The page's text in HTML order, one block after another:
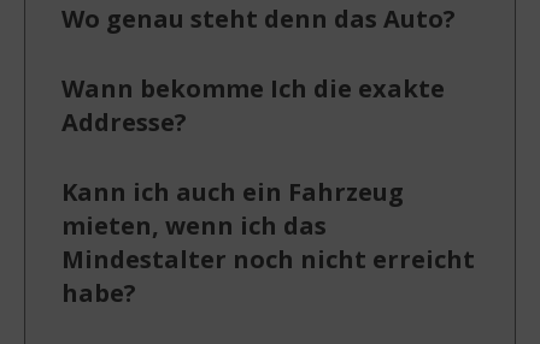
Wo genau steht denn das Auto?
Wann bekomme Ich die exakte
Addresse?
Kann ich auch ein Fahrzeug
mieten, wenn ich das
Mindestalter noch nicht erreicht
habe?